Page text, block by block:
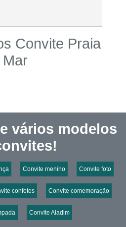
Convite Praia
Mar
vários modelos
Convite menino Convite foto
confetes Convite comemoração
Convite Aladim